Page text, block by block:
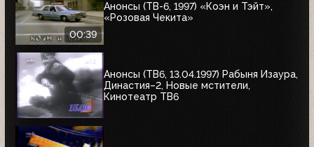
00:39
Анонсы (ТВ-6, 1997) «Коэн и Тэйт»,
«Розовая Чекита»
Анонсы (ТВ6, 13.04.1997) Рабыня Изаура,
Династия–2, Новые мстители,
Кинотеатр ТВ6